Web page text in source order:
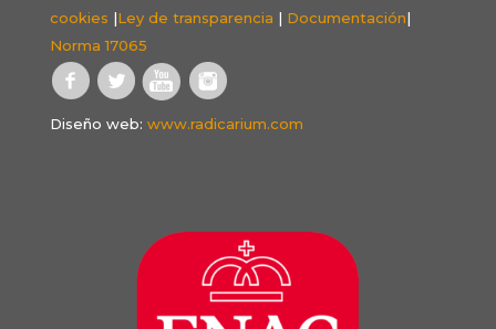
cookies |Ley de transparencia | Documentación|
Norma 17065
Diseño web: www.radicarium.com